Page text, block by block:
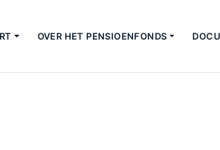
OVER HET PENSIOENFONDS